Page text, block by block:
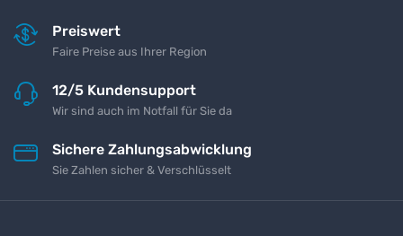
Preiswert
Faire Preise aus Ihrer Region
12/5 Kundensupport
Wir sind auch im Notfall für Sie da
Sichere Zahlungsabwicklung
Sie Zahlen sicher & Verschlüsselt